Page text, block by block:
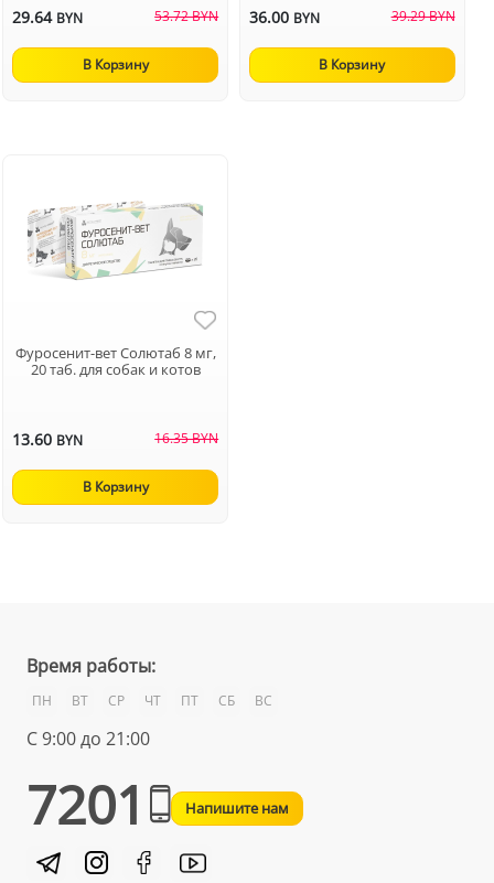
29.64 BYN 53.72 BYN
В Корзину
36.00 BYN 39.29 BYN
В Корзину
Фуросенит-вет Солютаб 8 мг,
20 таб. для собак и котов
13.60 BYN 16.35 BYN
В Корзину
Время работы:
ПН ВТ СР ЧТ ПТ СБ ВС
С 9:00 до 21:00
7201 Напишите нам